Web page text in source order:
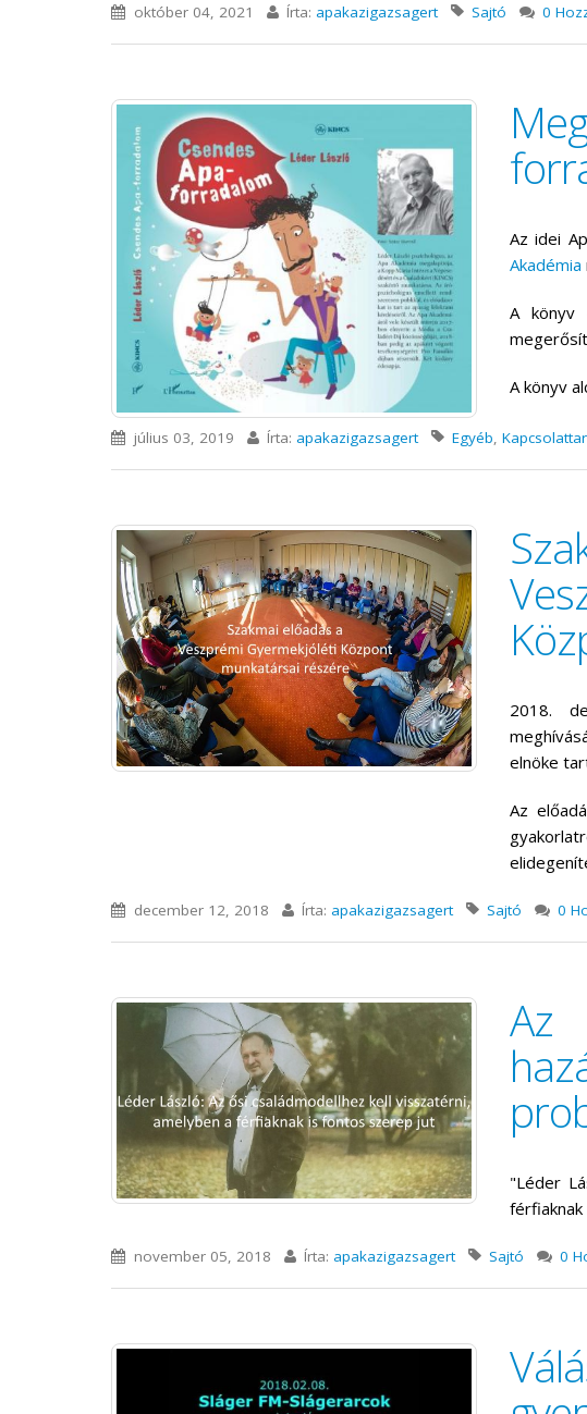
október 04, 2021 Írta: apakazigazsagert Sajtó 0
Az idei
Akadémia
A könyv
A könyv
július 03, 2019 Írta: apakazigazsagert Egyéb,
2018.
elnöke
Az
december 12, 2018 Írta: apakazigazsagert Sajtó 0
Az
"Léder
november 05, 2018 Írta: apakazigazsagert Sajtó 0